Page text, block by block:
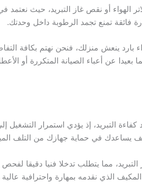
الهواء أو نقص غاز التبريد، حيث
فائقة تمنع تجمد الرطوبة داخل وحدتك.
ينعش منزلك، فنحن نهتم بكافة
عن أعباء الصيانة المتكررة أو
التبريد، إذ يؤدي استمرار التشغيل
يساعدك في حماية جهازك من التلف
التبريد، مما يتطلب تدخلا فنيا دقيقا
الذي نقدمه بمهارة واحترافية عالية